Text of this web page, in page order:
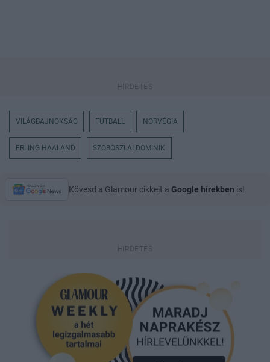
VILÁGBAJNOKSÁG FUTBALL NORVÉGIA
ERLING HAALAND SZOBOSZLAI DOMINIK
Kövesd a Glamour cikkeit a Google hírekben is!